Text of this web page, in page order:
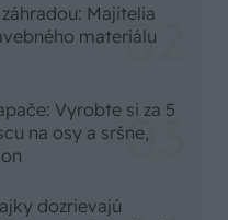
Majitelia
materiálu
Vyrobte si za 5
na osy a sršne,
dozrievajú